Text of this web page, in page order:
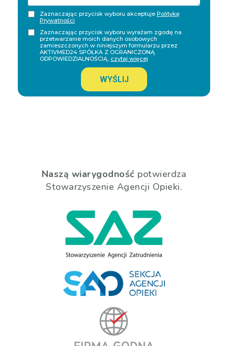
Zaznaczając przycisk wyboru akceptuje Politykę
Prywatności
Zaznaczając przycisk wyboru wyrażam zgodę na
przetwarzanie moich danych osobowych
zamieszczonych w niniejszym formularzu przez
AKTIVMED24 SPÓŁKA Z OGRANICZONĄ
ODPOWIEDZIALNOŚCIĄ, czytaj więcej
WYŚLIJ
Naszą wiarygodność potwierdza
Stowarzyszenie Agencji Opieki.